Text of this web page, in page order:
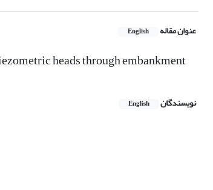
عنوان مقاله English
heads through embankment
نویسندگان English